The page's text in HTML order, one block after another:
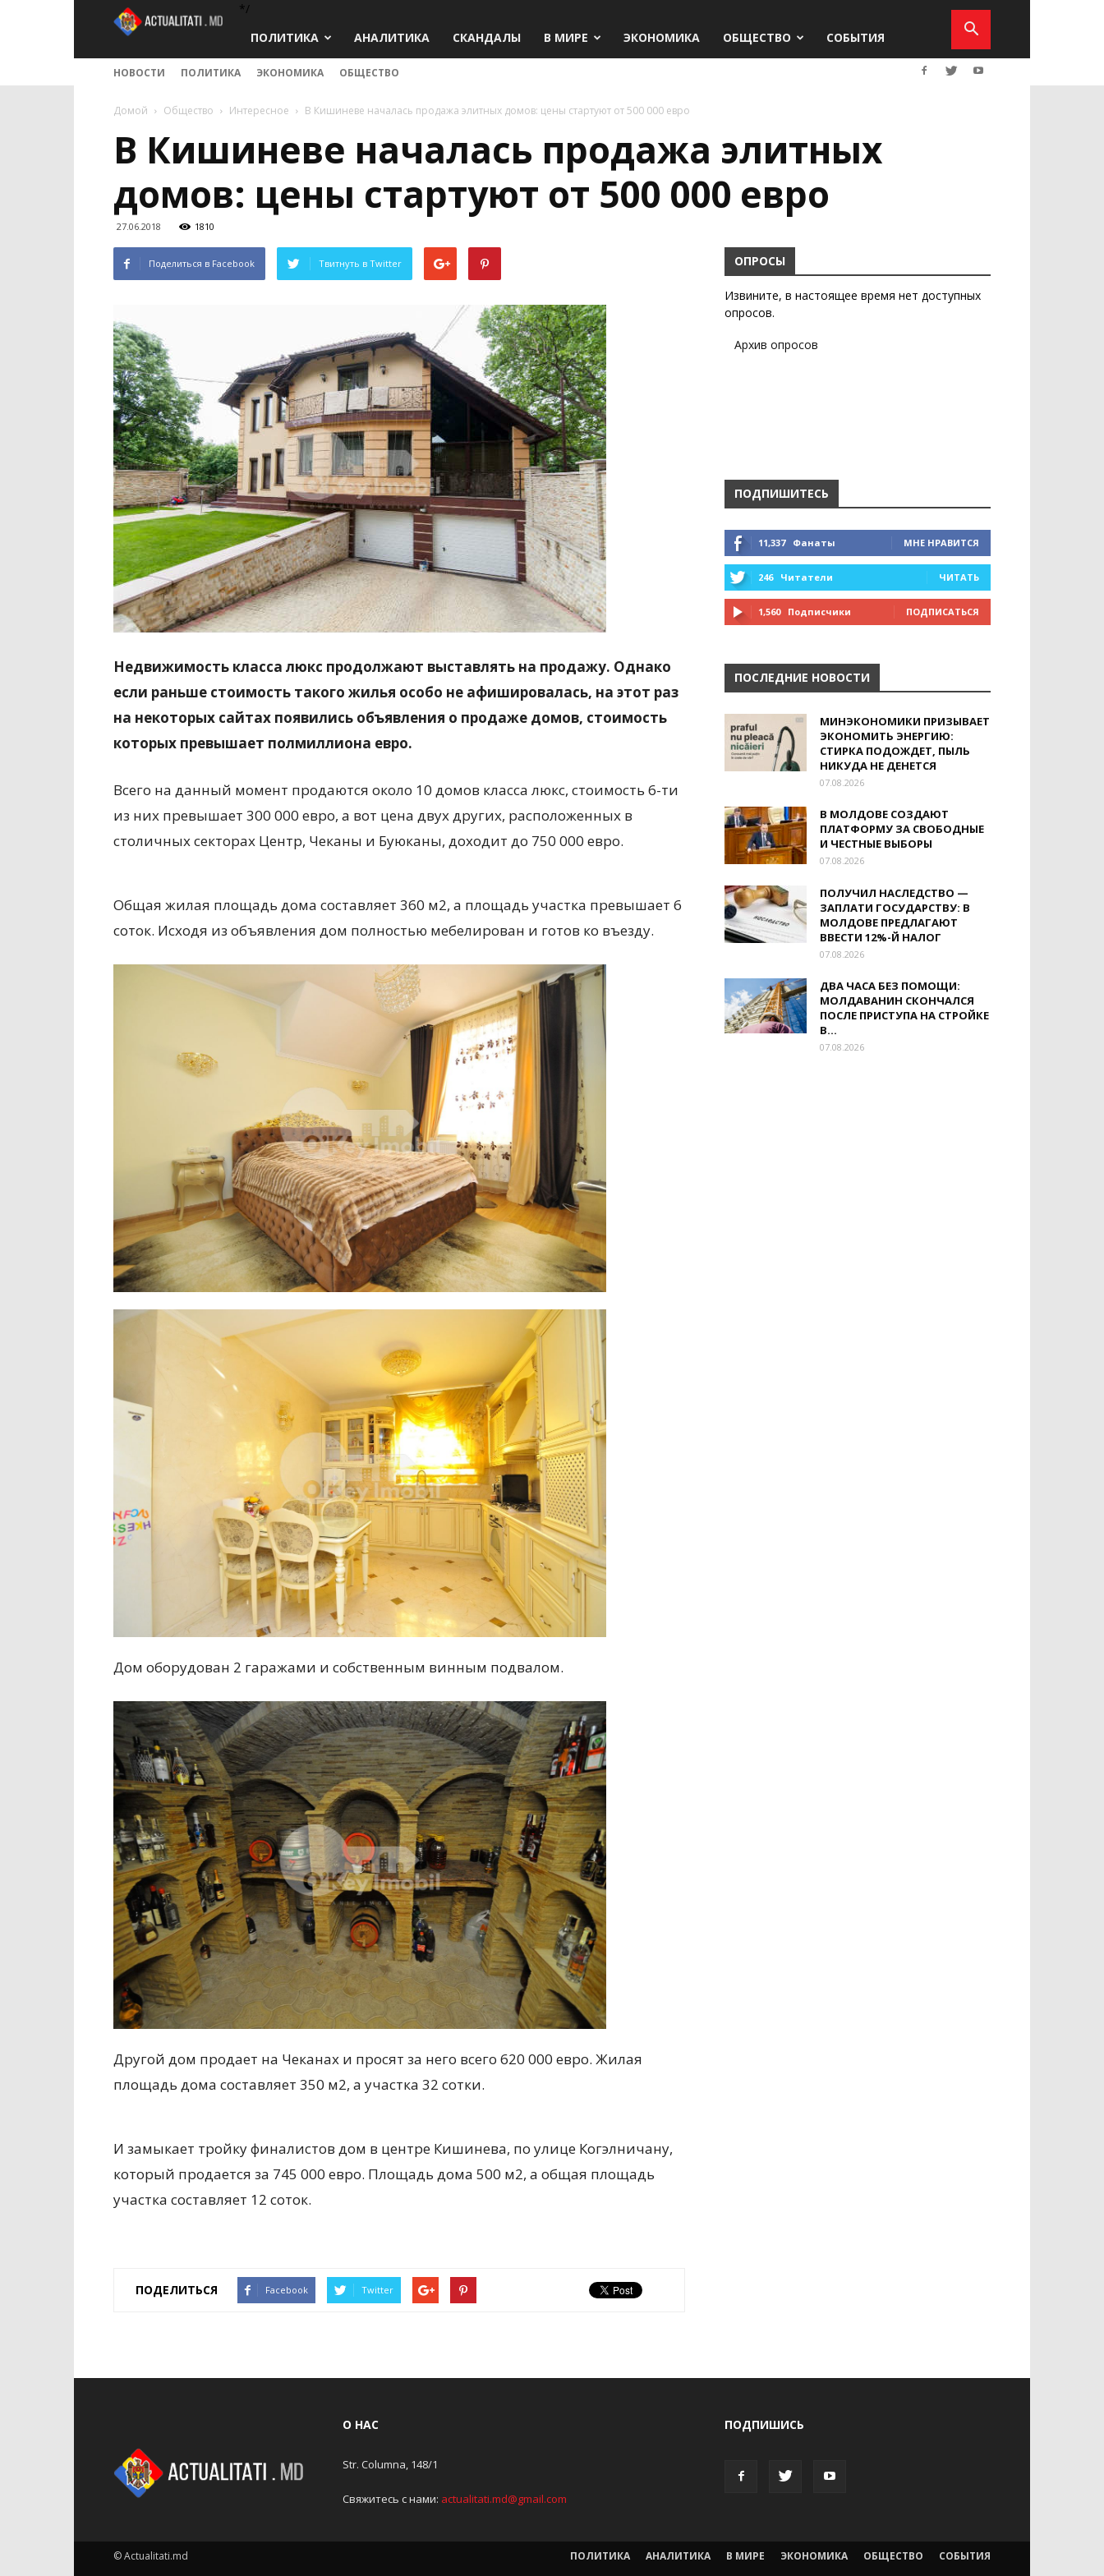
*/
ПОЛИТИКА
АНАЛИТИКА СКАНДАЛЫ В МИРЕ ЭКОНОМИКА ОБЩЕСТВО СОБЫТИЯ
НОВОСТИ ПОЛИТИКА ЭКОНОМИКА ОБЩЕСТВО
Домой Общество Интересное В Кишиневе началась продажа элитных домов: цены стартуют от 500 000 евро
В Кишиневе началась продажа элитных
домов: цены стартуют от 500 000 евро
27.06.2018 1810
Поделиться в Facebook Твитнуть в Twitter
Недвижимость класса люкс продолжают выставлять на продажу. Однако
если раньше стоимость такого жилья особо не афишировалась, на этот раз
на некоторых сайтах появились объявления о продаже домов, стоимость
которых превышает полмиллиона евро.
Всего на данный момент продаются около 10 домов класса люкс, стоимость 6-ти
из них превышает 300 000 евро, а вот цена двух других, расположенных в
столичных секторах Центр, Чеканы и Буюканы, доходит до 750 000 евро.
Общая жилая площадь дома составляет 360 м2, а площадь участка превышает 6
соток. Исходя из объявления дом полностью мебелирован и готов ко въезду.
Дом оборудован 2 гаражами и собственным винным подвалом.
Другой дом продает на Чеканах и просят за него всего 620 000 евро. Жилая
площадь дома составляет 350 м2, а участка 32 сотки.
И замыкает тройку финалистов дом в центре Кишинева, по улице Когэлничану,
который продается за 745 000 евро. Площадь дома 500 м2, а общая площадь
участка составляет 12 соток.
ПОДЕЛИТЬСЯ Facebook Twitter
ОПРОСЫ
Извините, в настоящее время нет доступных
опросов.
Архив опросов
ПОДПИШИТЕСЬ
11,337 Фанаты МНЕ НРАВИТСЯ
246 Читатели ЧИТАТЬ
1,560 Подписчики ПОДПИСАТЬСЯ
ПОСЛЕДНИЕ НОВОСТИ
МИНЭКОНОМИКИ ПРИЗЫВАЕТ
ЭКОНОМИТЬ ЭНЕРГИЮ:
СТИРКА ПОДОЖДЕТ, ПЫЛЬ
НИКУДА НЕ ДЕНЕТСЯ
07.08.2026
В МОЛДОВЕ СОЗДАЮТ
ПЛАТФОРМУ ЗА СВОБОДНЫЕ
И ЧЕСТНЫЕ ВЫБОРЫ
07.08.2026
ПОЛУЧИЛ НАСЛЕДСТВО —
ЗАПЛАТИ ГОСУДАРСТВУ: В
МОЛДОВЕ ПРЕДЛАГАЮТ
ВВЕСТИ 12%-Й НАЛОГ
07.08.2026
ДВА ЧАСА БЕЗ ПОМОЩИ:
МОЛДАВАНИН СКОНЧАЛСЯ
ПОСЛЕ ПРИСТУПА НА СТРОЙКЕ
В...
07.08.2026
О НАС
Str. Columna, 148/1
Свяжитесь с нами: actualitati.md@gmail.com
ПОДПИШИСЬ
ПОЛИТИКА АНАЛИТИКА В МИРЕ ЭКОНОМИКА ОБЩЕСТВО СОБЫТИЯ
© Actualitati.md